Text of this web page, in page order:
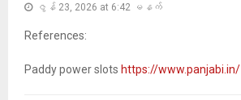
ဇွန် 23, 2026 at 6:42 မနက်
References:
Paddy power slots https://www.panjabi.in/